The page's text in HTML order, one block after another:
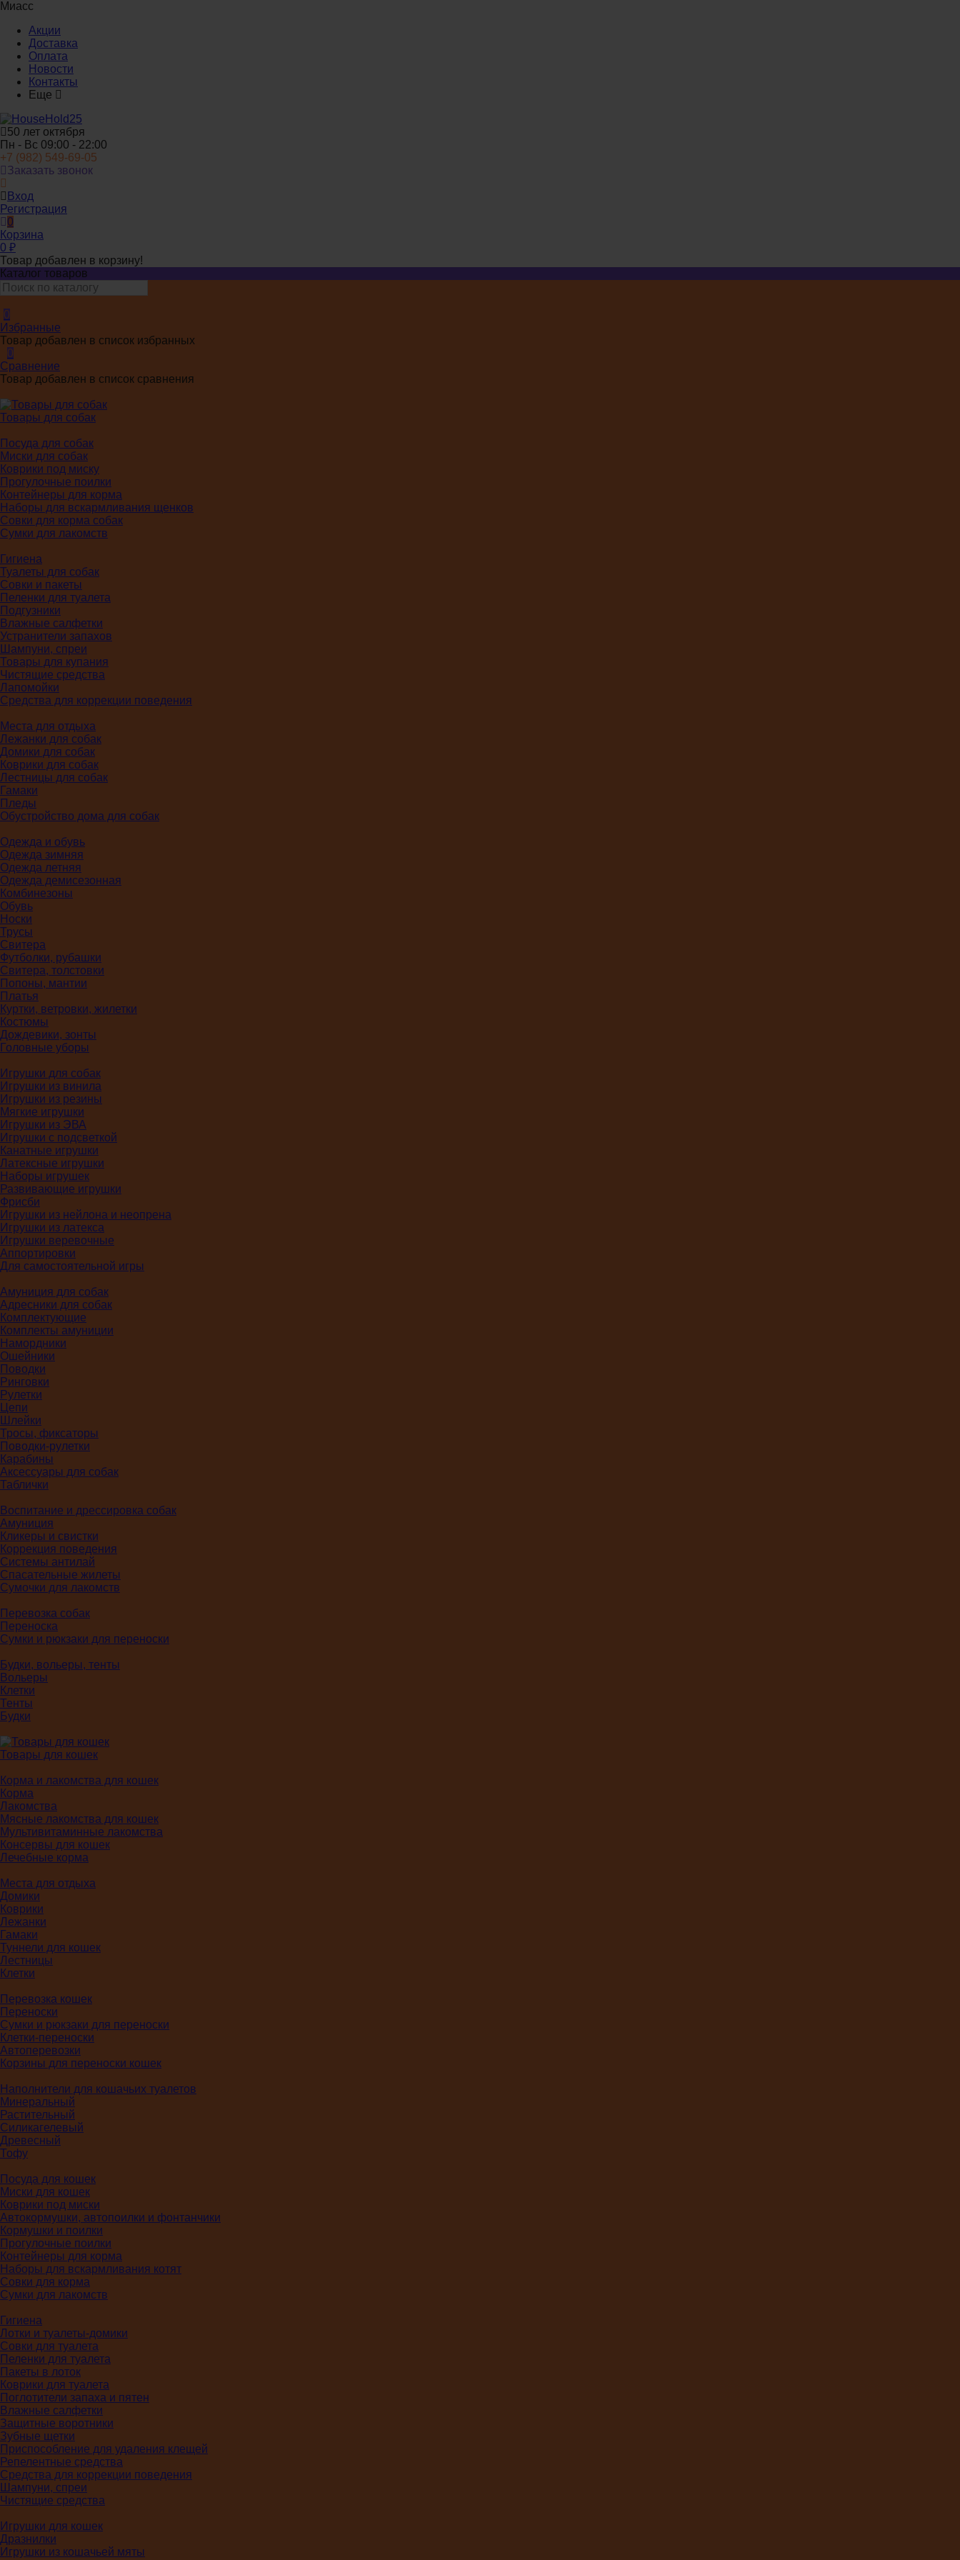
Миасс
Акции
Доставка
Оплата
Новости
Контакты
Еще
50 лет октября
Пн - Вс 09:00 - 22:00
+7 (982) 549-69-05
Заказать звонок
Вход
Регистрация
0
Корзина
0 ₽
Товар добавлен в корзину!
Каталог товаров
0
Избранные
Товар добавлен в список избранных
0
Сравнение
Товар добавлен в список сравнения
Товары для собак
Посуда для собак
Миски для собак
Коврики под миску
Прогулочные поилки
Контейнеры для корма
Наборы для вскармливания щенков
Совки для корма собак
Сумки для лакомств
Гигиена
Туалеты для собак
Совки и пакеты
Пеленки для туалета
Подгузники
Влажные салфетки
Устранители запахов
Шампуни, спреи
Товары для купания
Чистящие средства
Лапомойки
Средства для коррекции поведения
Места для отдыха
Лежанки для собак
Домики для собак
Коврики для собак
Лестницы для собак
Гамаки
Пледы
Обустройство дома для собак
Одежда и обувь
Одежда зимняя
Одежда летняя
Одежда демисезонная
Комбинезоны
Обувь
Носки
Трусы
Свитера
Футболки, рубашки
Свитера, толстовки
Попоны, мантии
Платья
Куртки, ветровки, жилетки
Костюмы
Дождевики, зонты
Головные уборы
Игрушки для собак
Игрушки из винила
Игрушки из резины
Мягкие игрушки
Игрушки из ЭВА
Игрушки с подсветкой
Канатные игрушки
Латексные игрушки
Наборы игрушек
Развивающие игрушки
Фрисби
Игрушки из нейлона и неопрена
Игрушки из латекса
Игрушки веревочные
Аппортировки
Для самостоятельной игры
Амуниция для собак
Адресники для собак
Комплектующие
Комплекты амуниции
Намордники
Ошейники
Поводки
Ринговки
Рулетки
Цепи
Шлейки
Тросы, фиксаторы
Поводки-рулетки
Карабины
Аксессуары для собак
Таблички
Воспитание и дрессировка собак
Амуниция
Кликеры и свистки
Коррекция поведения
Системы антилай
Спасательные жилеты
Сумочки для лакомств
Перевозка собак
Переноска
Сумки и рюкзаки для переноски
Будки, вольеры, тенты
Вольеры
Клетки
Тенты
Будки
Товары для кошек
Корма и лакомства для кошек
Корма
Лакомства
Мясные лакомства для кошек
Мультивитаминные лакомства
Консервы для кошек
Лечебные корма
Места для отдыха
Домики
Коврики
Лежанки
Гамаки
Туннели для кошек
Лестницы
Клетки
Перевозка кошек
Переноски
Сумки и рюкзаки для переноски
Клетки-переноски
Автоперевозки
Корзины для переноски кошек
Наполнители для кошачьих туалетов
Минеральный
Растительный
Силикагелевый
Древесный
Тофу
Посуда для кошек
Миски для кошек
Коврики под миски
Автокормушки, автопоилки и фонтанчики
Кормушки и поилки
Прогулочные поилки
Контейнеры для корма
Наборы для вскармливания котят
Совки для корма
Сумки для лакомств
Гигиена
Лотки и туалеты-домики
Совки для туалета
Пеленки для туалета
Пакеты в лоток
Коврики для туалета
Поглотители запаха и пятен
Влажные салфетки
Защитные воротники
Зубные щетки
Приспособление для удаления клещей
Репелентные средства
Средства для коррекции поведения
Шампуни, спреи
Чистящие средства
Игрушки для кошек
Дразнилки
Игрушки из кошачьей мяты